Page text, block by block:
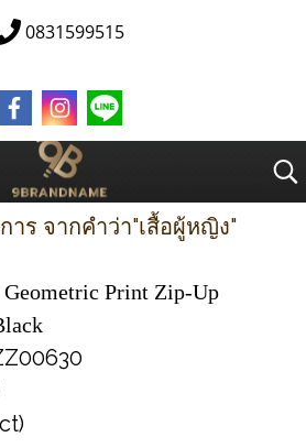
0831599515
าร จากคำว่า"เสื้อผู้หญิง"
Geometric Print Zip-Up